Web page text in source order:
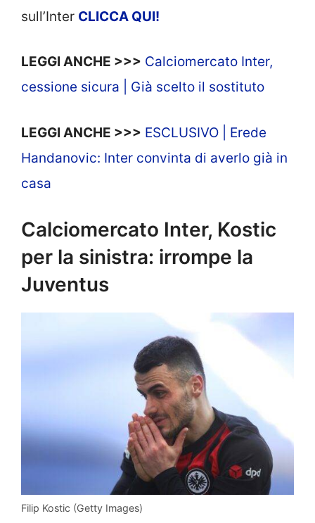
sull’Inter CLICCA QUI!
LEGGI ANCHE >>> Calciomercato Inter,
cessione sicura | Già scelto il sostituto
LEGGI ANCHE >>> ESCLUSIVO | Erede
Handanovic: Inter convinta di averlo già in
casa
Calciomercato Inter, Kostic
per la sinistra: irrompe la
Juventus
Filip Kostic (Getty Images)